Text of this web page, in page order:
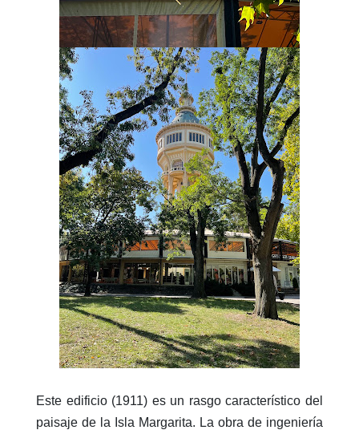
Este edificio (1911) es un rasgo característico del
paisaje de la Isla Margarita. La obra de ingeniería